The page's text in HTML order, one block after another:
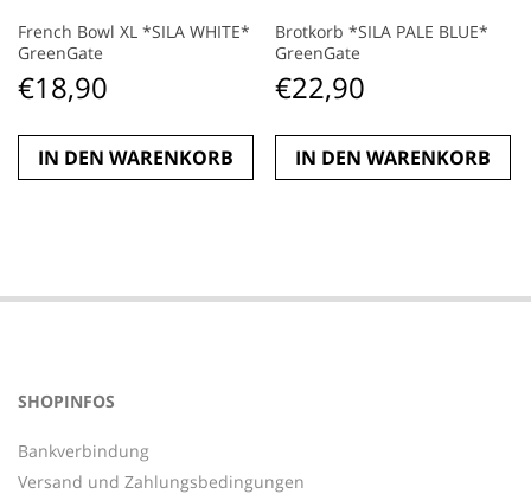
French Bowl XL *SILA WHITE*
GreenGate
€18,90
IN DEN WARENKORB
Brotkorb *SILA PALE BLUE*
GreenGate
€22,90
IN DEN WARENKORB
SHOPINFOS
Bankverbindung
Versand und Zahlungsbedingungen